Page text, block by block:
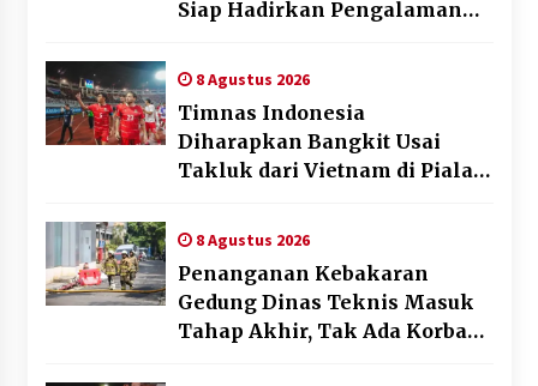
Siap Hadirkan Pengalaman
8 Agustus 2026
Timnas Indonesia
Diharapkan Bangkit Usai
Takluk dari Vietnam di Piala
8 Agustus 2026
Penanganan Kebakaran
Gedung Dinas Teknis Masuk
Tahap Akhir, Tak Ada Korban